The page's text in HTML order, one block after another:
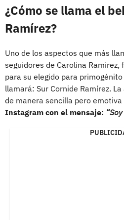
¿Cómo se llama el
Ramírez?
Uno de los aspectos que más
seguidores de Carolina Ramirez,
para su elegido para
llamará: Sur Cornide Ramírez.
de manera sencilla pero emotiva
Instagram con el mensaje: